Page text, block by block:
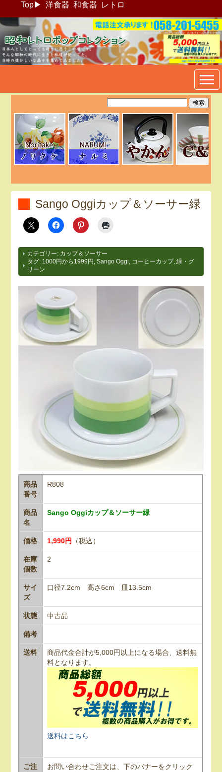
Top▶ 洋食器 和食器 レトロ
昭和レトロポップ食器生活雑
貨通販＠フリマート
Sango Oggiカップ＆ソーサー緑
カテゴリー: カップ＆ソーサー
タグ: 1000円から1999円 ,Sango Oggi コーヒーカップ,緑・グ
リーン
商品
番号
R808
商品
名
Sango Oggiカップ＆ソーサー緑
価格 1,990円 （税込）
在庫
個数
2
サイ
ズ
口径7.2cm 高さ6cm 皿13.5cm
状態 中古品
備考
送料
商品代金合計が5,000円以上になる場合、送料無
料となります。
送料はこちら
ご注
お問い合わせご注文は、下のバナーをクリック